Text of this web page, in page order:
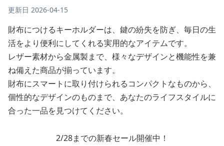
更新日 2026-04-15
財布につけるキーホルダーは、鍵の紛失を防ぎ、毎日の生
活をより便利にしてくれる実用的なアイテムです。
レザー素材から金属製まで、様々なデザインと機能性を兼
ね備えた商品が揃っています。
財布にスマートに取り付けられるコンパクトなものから、
個性的なデザインのものまで、あなたのライフスタイルに
合った一品を見つけてください。
2/28までの新春セール開催中！